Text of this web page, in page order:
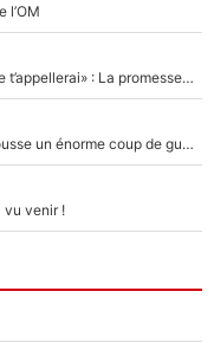
l’OM
Mercato - OM - «Dès que je prends un club, je t’appellerai» : La promesse de Marcelino au moment de claquer la porte
Victime de racisme contre Murray, Kyrgios pousse un énorme coup de gueule !
vu venir !